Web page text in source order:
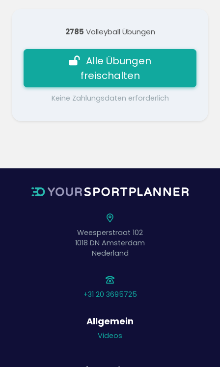
2785 Volleyball Übungen
Alle Übungen
freischalten
Keine Zahlungsdaten erforderlich
Weesperstraat 102
1018 DN Amsterdam
Nederland
+31 20 3695725
Allgemein
Videos